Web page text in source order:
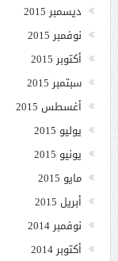
ديسمبر 2015
نوفمبر 2015
أكتوبر 2015
سبتمبر 2015
أغسطس 2015
يوليو 2015
يونيو 2015
مايو 2015
أبريل 2015
نوفمبر 2014
أكتوبر 2014